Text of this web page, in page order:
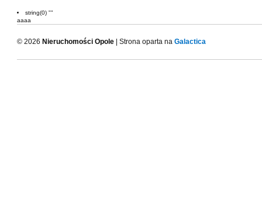
string(0) ""
aaaa
© 2026 Nieruchomości Opole | Strona oparta na Galactica